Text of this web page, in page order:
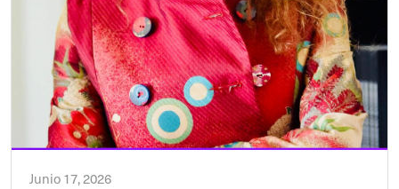
Junio 17, 2026